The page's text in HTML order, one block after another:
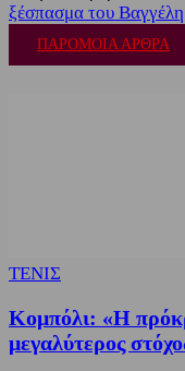
ξέσπασμα του
ΠΑΡΟΜΟΙΑ ΑΡΘΡΑ
ΤΕΝΙΣ
Κομπόλι: «Η
μεγαλύτερος